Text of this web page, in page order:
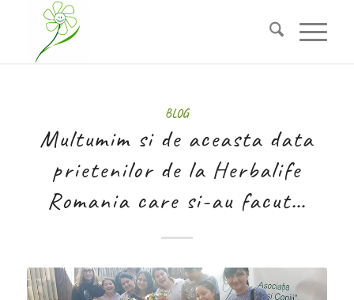
BLOG
Multumim si de aceasta data
prietenilor de la Herbalife
Romania care si-au facut…